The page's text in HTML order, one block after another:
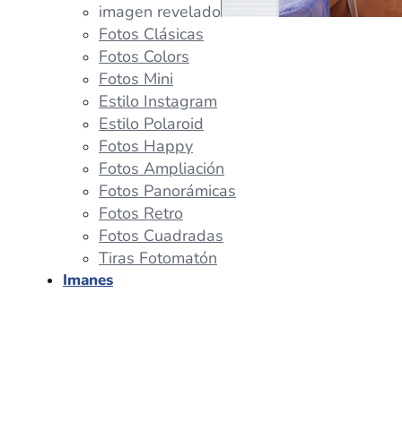
imagen revelado
Fotos Clásicas
Fotos Colors
Fotos Mini
Estilo Instagram
Estilo Polaroid
Fotos Happy
Fotos Ampliación
Fotos Panorámicas
Fotos Retro
Fotos Cuadradas
Tiras Fotomatón
Imanes